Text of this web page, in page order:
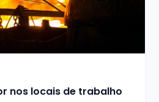
nos locais de trabalho